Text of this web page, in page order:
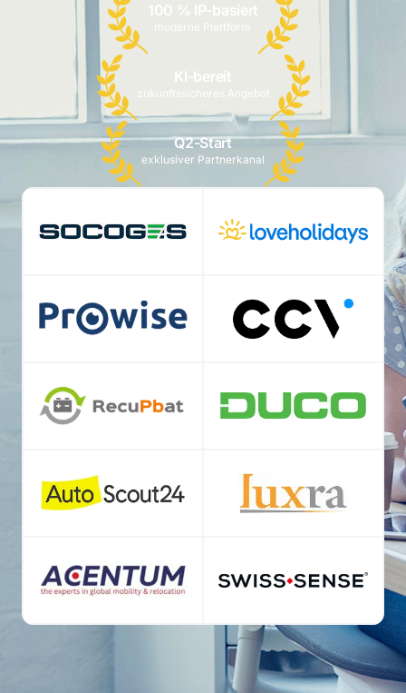
100 % IP-basiert
moderne Plattform
KI-bereit
zukunftssicheres Angebot
Q2-Start
exklusiver Partnerkanal